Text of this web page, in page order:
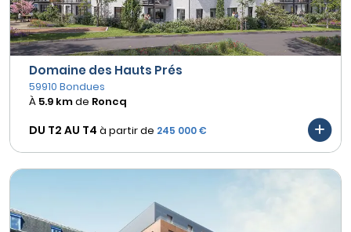
Domaine des Hauts Prés
59910 Bondues
À 5.9 kmde Roncq
DU T2 AU T4 à partir de 245 000 €